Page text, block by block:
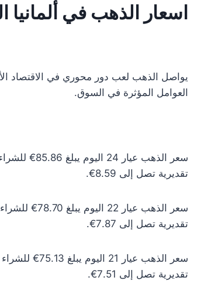
اسعار الذهب في ألمانيا اليوم 3/
يواصل الذهب لعب دور محوري في الاقتصاد
العوامل المؤثرة في السوق.
تقديرية تصل إلى 8.59€.
تقديرية تصل إلى 7.87€.
تقديرية تصل إلى 7.51€.